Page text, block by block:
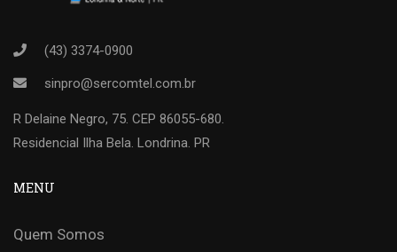
(43) 3374-0900
sinpro@sercomtel.com.br
R Delaine Negro, 75. CEP 86055-680.
Residencial Ilha Bela. Londrina. PR
MENU
Quem Somos